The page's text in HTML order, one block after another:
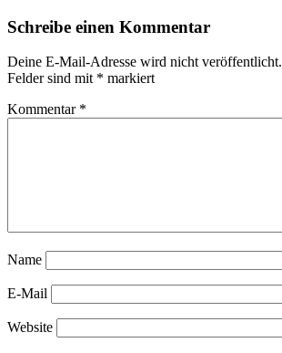
Schreibe einen Kommentar
Deine E-Mail-Adresse wird nicht veröffentlicht.
Felder sind mit * markiert
Kommentar *
Name
E-Mail
Website